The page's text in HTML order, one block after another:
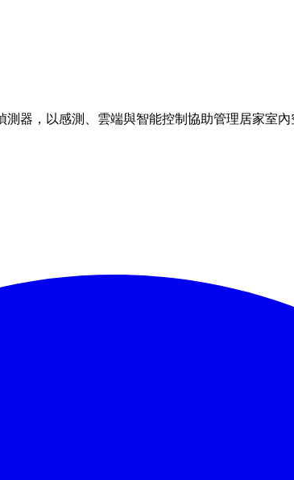
器，以感測、雲端與智能控制協助管理居家室內